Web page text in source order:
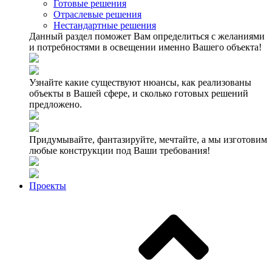
Готовые решения
Отраслевые решения
Нестандартные решения
Данный раздел поможет Вам определиться с желаниями
и потребностями в освещении именно Вашего объекта!
Узнайте какие существуют нюансы, как реализованы
объекты в Вашей сфере, и сколько готовых решений
предложено.
Придумывайте, фантазируйте, мечтайте, а мы изготовим
любые конструкции под Ваши требования!
Проекты